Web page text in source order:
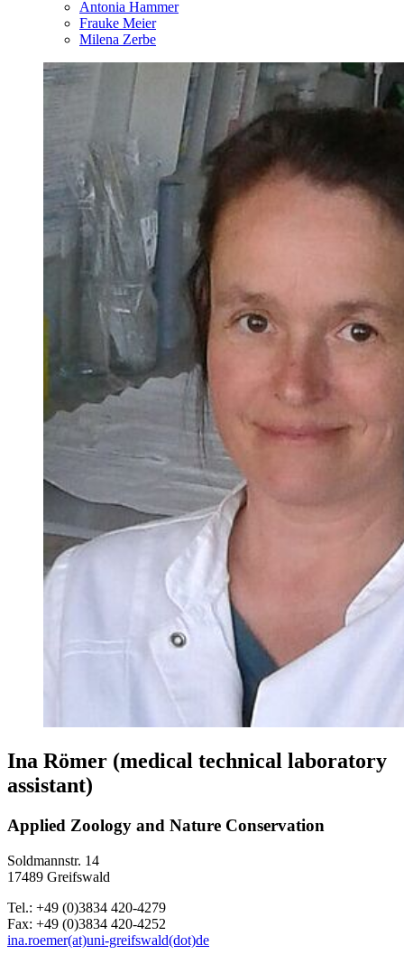
Antonia Hammer
Frauke Meier
Milena Zerbe
Ina Römer (medical technical laboratory
assistant)
Applied Zoology and Nature Conservation
Soldmannstr. 14
17489 Greifswald
Tel.: +49 (0)3834 420-4279
Fax: +49 (0)3834 420-4252
ina.roemer(at)uni-greifswald(dot)de